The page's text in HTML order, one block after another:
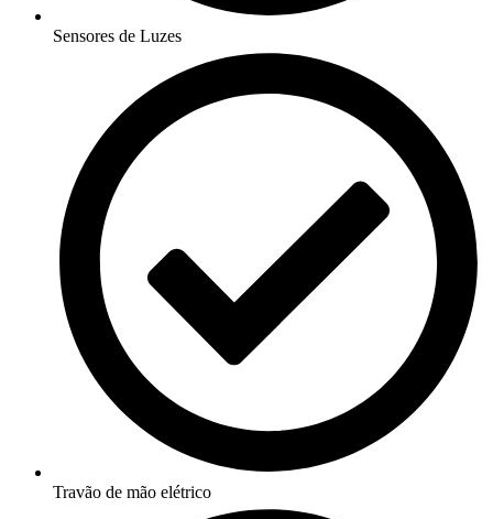
Sensores de Luzes
Travão de mão elétrico